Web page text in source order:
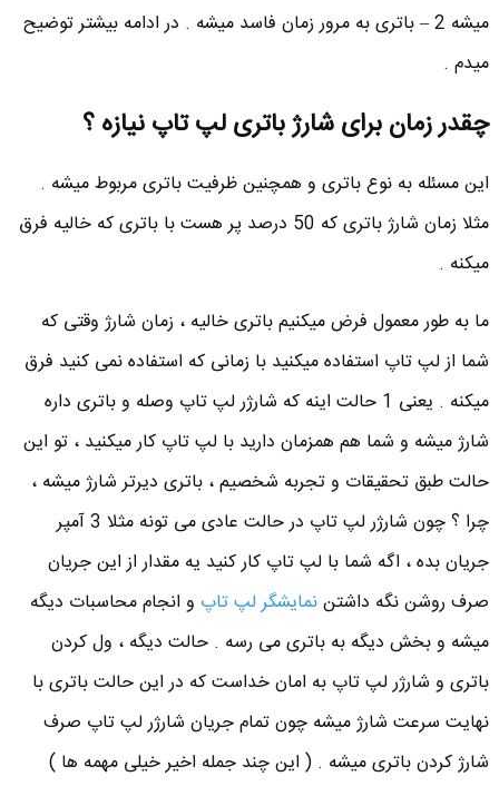
میشه 2 – باتری به مرور زمان فاسد میشه . در ادامه بیشتر توضیح
میدم .
چقدر زمان برای شارژ باتری لپ تاپ نیازه ؟
این مسئله به نوع باتری و همچنین ظرفیت باتری مربوط میشه .
مثلا زمان شارژ باتری که 50 درصد پر هست با باتری که خالیه فرق
میکنه .
ما به طور معمول فرض میکنیم باتری خالیه ، زمان شارژ وقتی که
شما از لپ تاپ استفاده میکنید با زمانی که استفاده نمی کنید فرق
میکنه . یعنی 1 حالت اینه که شارژر لپ تاپ وصله و باتری داره
شارژ میشه و شما هم همزمان دارید با لپ تاپ کار میکنید ، تو این
حالت طبق تحقیقات و تجربه شخصیم ، باتری دیرتر شارژ میشه ،
چرا ؟ چون شارژر لپ تاپ در حالت عادی می تونه مثلا 3 آمپر
جریان بده ، اگه شما با لپ تاپ کار کنید یه مقدار از این جریان
صرف روشن نگه داشتننمایشگر لپ تاپ و انجام محاسبات دیگه
میشه و بخش دیگه به باتری می رسه . حالت دیگه ، ول کردن
باتری و شارژر لپ تاپ به امان خداست که در این حالت باتری با
نهایت سرعت شارژ میشه چون تمام جریان شارژر لپ تاپ صرف
شارژ کردن باتری میشه . ( این چند جمله اخیر خیلی مهمه ها )